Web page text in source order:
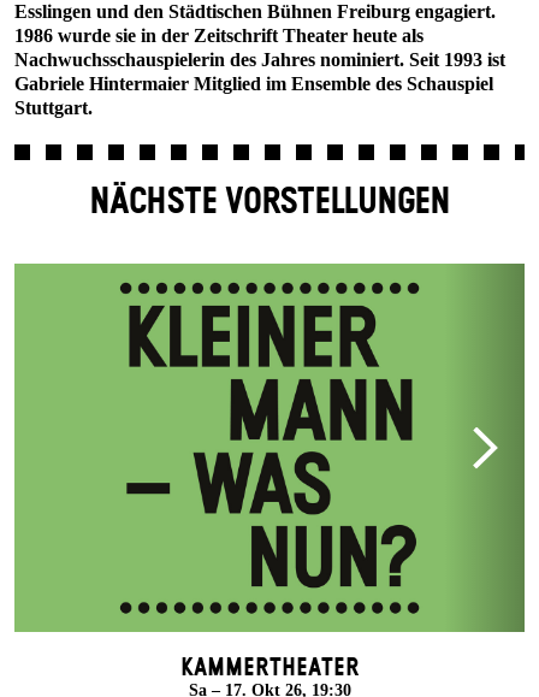
Esslingen und den Städtischen Bühnen Freiburg engagiert.
1986 wurde sie in der Zeitschrift Theater heute als
Nachwuchsschauspielerin des Jahres nominiert. Seit 1993 ist
Gabriele Hintermaier Mitglied im Ensemble des Schauspiel
Stuttgart.
NÄCHSTE VORSTELLUNGEN
Kammertheater
Sa – 17. Okt 26, 19:30